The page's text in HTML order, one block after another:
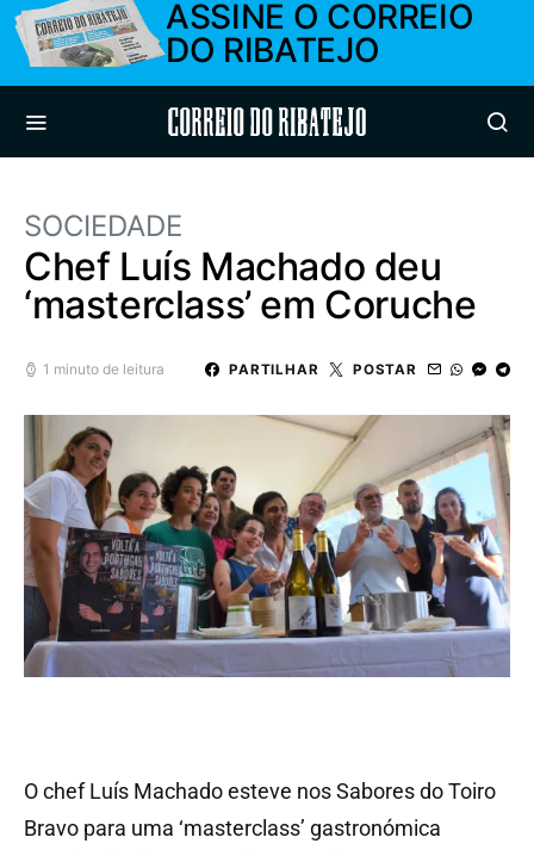
ASSINE O CORREIO
DO RIBATEJO
Correio do Ribatejo
SOCIEDADE
Chef Luís Machado deu
‘masterclass’ em Coruche
1 minuto de leitura PARTILHAR POSTAR
O chef Luís Machado esteve nos Sabores do Toiro
Bravo para uma ‘masterclass’ gastronómica